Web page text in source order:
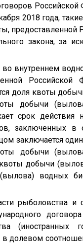
Российской
2018 года,
предоставленной
закона, за
внутреннем
Российской
доля квоты
добычи
срок действия
заключенных в
заключается
добычи
квоты добычи
водных
рыболовства и
(иностранных
в долевом